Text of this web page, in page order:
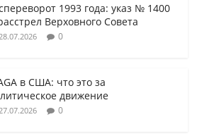
1993 года: указ № 1400
Верховного Совета
28.07.2026 0
в США: что это за
движение
27.07.2026 0